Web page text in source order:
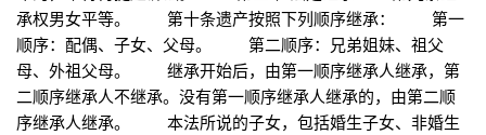
承权男女平等。 第十条遗产按照下列顺序继承： 第一
顺序：配偶、子女、父母。 第二顺序：兄弟姐妹、祖父
母、外祖父母。 继承开始后，由第一顺序继承人继承，第
二顺序继承人不继承。没有第一顺序继承人继承的，由第二顺
序继承人继承。 本法所说的子女，包括婚生子女、非婚生